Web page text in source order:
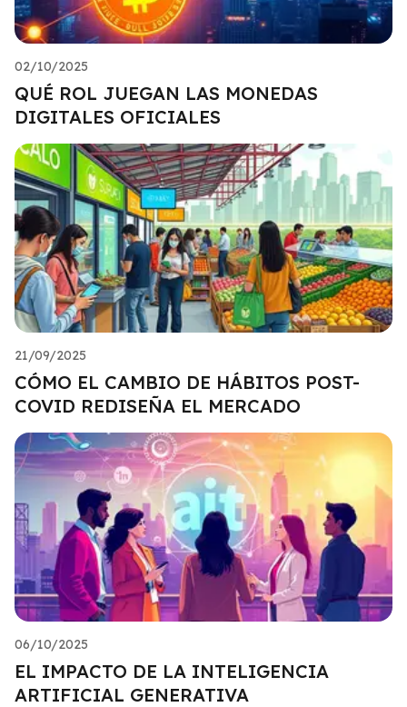
02/10/2025
QUÉ ROL JUEGAN LAS MONEDAS
DIGITALES OFICIALES
21/09/2025
CÓMO EL CAMBIO DE HÁBITOS POST-
COVID REDISEÑA EL MERCADO
06/10/2025
EL IMPACTO DE LA INTELIGENCIA
ARTIFICIAL GENERATIVA